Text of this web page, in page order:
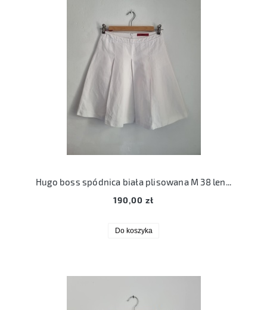
Hugo boss spódnica biała plisowana M 38 len bawełna
190,00 zł
Do koszyka